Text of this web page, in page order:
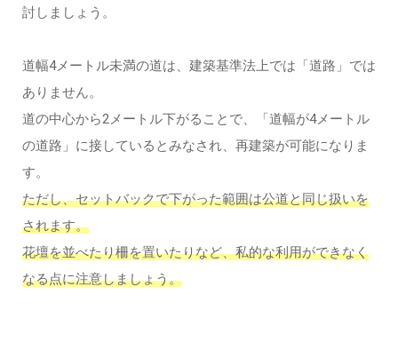
討しましょう。
道幅4メートル未満の道は、建築基準法上では「道路」では
ありません。
道の中心から2メートル下がることで、「道幅が4メートル
の道路」に接しているとみなされ、再建築が可能になりま
す。
ただし、セットバックで下がった範囲は公道と同じ扱いを
されます。
花壇を並べたり柵を置いたりなど、私的な利用ができなく
なる点に注意しましょう。